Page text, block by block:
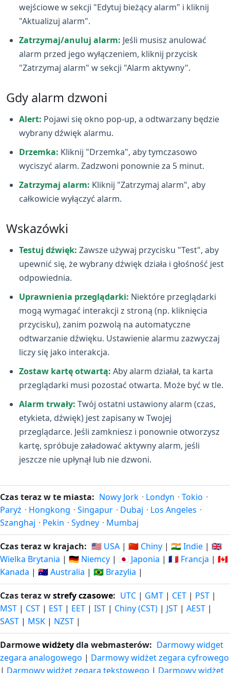
wejściowe w sekcji "Edytuj bieżący alarm" i kliknij
"Aktualizuj alarm".
Zatrzymaj/anuluj alarm: Jeśli musisz anulować
alarm przed jego wyłączeniem, kliknij przycisk
"Zatrzymaj alarm" w sekcji "Alarm aktywny".
Gdy alarm dzwoni
Alert: Pojawi się okno pop‑up, a odtwarzany będzie
wybrany dźwięk alarmu.
Drzemka: Kliknij "Drzemka", aby tymczasowo
wyciszyć alarm. Zadzwoni ponownie za 5 minut.
Zatrzymaj alarm: Kliknij "Zatrzymaj alarm", aby
całkowicie wyłączyć alarm.
Wskazówki
Testuj dźwięk: Zawsze używaj przycisku "Test", aby
upewnić się, że wybrany dźwięk działa i głośność jest
odpowiednia.
Uprawnienia przeglądarki: Niektóre przeglądarki
mogą wymagać interakcji z stroną (np. kliknięcia
przycisku), zanim pozwolą na automatyczne
odtwarzanie dźwięku. Ustawienie alarmu zazwyczaj
liczy się jako interakcja.
Zostaw kartę otwartą: Aby alarm działał, ta karta
przeglądarki musi pozostać otwarta. Może być w tle.
Alarm trwały: Twój ostatni ustawiony alarm (czas,
etykieta, dźwięk) jest zapisany w Twojej
przeglądarce. Jeśli zamkniesz i ponownie otworzysz
kartę, spróbuje załadować aktywny alarm, jeśli
jeszcze nie upłynął lub nie dzwoni.
Czas teraz w te miasta: Nowy Jork · Londyn · Tokio ·
Paryż · Hongkong · Singapur · Dubaj · Los Angeles ·
Szanghaj · Pekin · Sydney · Mumbaj
Czas teraz w krajach: 🇺🇸 USA | 🇨🇳 Chiny | 🇮🇳 Indie | 🇬🇧
Wielka Brytania | 🇩🇪 Niemcy | 🇯🇵 Japonia | 🇫🇷 Francja | 🇨🇦
Kanada | 🇦🇺 Australia | 🇧🇷 Brazylia |
Czas teraz wstrefy czasowe: UTC | GMT | CET | PST |
MST | CST | EST | EET | IST | Chiny (CST) | JST | AEST |
SAST | MSK | NZST |
Darmowewidżetydla webmasterów: Darmowy widget
zegara analogowego | Darmowy widżet zegara cyfrowego
| Darmowy widżet zegara tekstowego | Darmowy widżet